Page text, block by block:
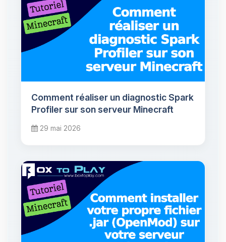
Comment réaliser un diagnostic Spark
Profiler sur son serveur Minecraft
29 mai 2026